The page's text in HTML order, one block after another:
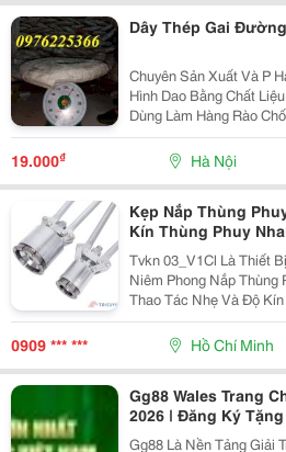
Dây Thép Gai
Chuyên Sản Xuất Và P
Hình Dao Bằng Chất
Dùng Làm Hàng Rào
Nghiệp, Biệt Thự,
*Một Số Chi Tiết Của
19.000₫ Hà Nội
Kẹp Nắp Thùng
Kín Thùng Phuy
Tvkn 03_V1Cl Là Thiết
Niêm Phong Nắp Thùng
Thao Tác Nhẹ Và Độ
Nghiên Cứu Và Sản
Nghiệp Cần Tối Ưu
Trong...
0909 *** *** Hồ Chí Minh
Gg88 Wales Trang
2026 | Đăng Ký
Gg88 Là Nền Tảng Giải